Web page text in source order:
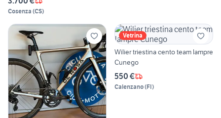
Cosenza (CS)
Vetrina
Wilier triestina cento team lampre
Cunego
550 €
Calenzano(FI)